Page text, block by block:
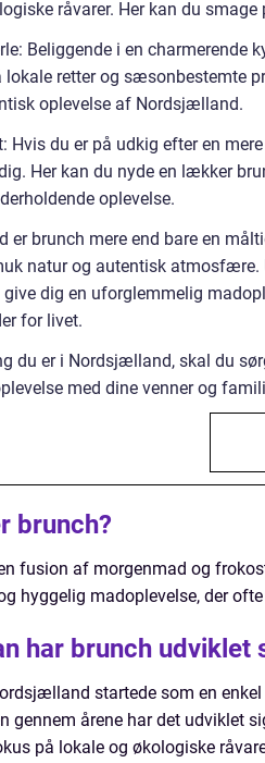
råvarer. Her kan du
Beliggende i en charmerende
lokale retter og sæsonbestemte
oplevelse af Nordsjælland.
Hvis du er på udkig efter en
Her kan du nyde en lækker
oplevelse.
er brunch mere end bare en
natur og autentisk
dig en uforglemmelig
for livet.
du er i Nordsjælland, skal du
med dine venner og
brunch?
fusion af morgenmad og
hyggelig madoplevelse, der
har brunch
startede som en
gennem årene har det udviklet
på lokale og økologiske